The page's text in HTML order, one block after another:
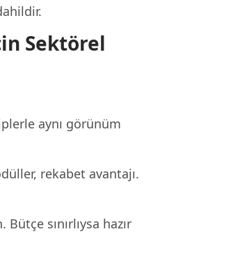
Sektörel
aynı görünüm
rekabet avantajı.
sınırlıysa hazır